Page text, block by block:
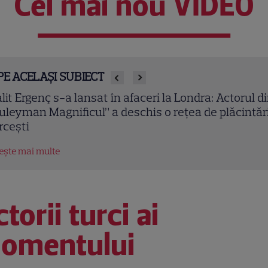
ACELAȘI SUBIECT
Ergenç s-a lansat în afaceri la Londra: Actorul
Magnificul” a deschis o rețea de
mai multe
turci ai